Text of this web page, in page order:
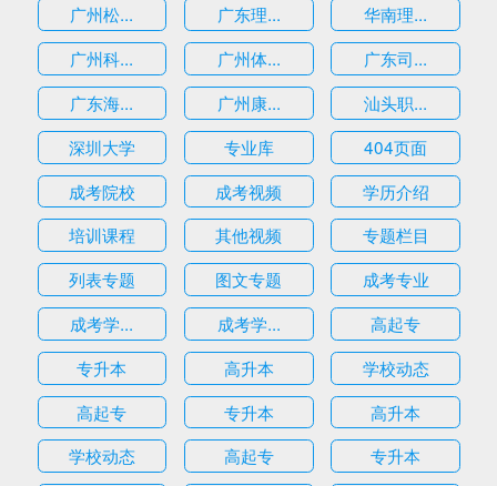
广州松...
广东理...
华南理...
广州科...
广州体...
广东司...
广东海...
广州康...
汕头职...
深圳大学
专业库
404页面
成考院校
成考视频
学历介绍
培训课程
其他视频
专题栏目
列表专题
图文专题
成考专业
成考学...
成考学...
高起专
专升本
高升本
学校动态
高起专
专升本
高升本
学校动态
高起专
专升本